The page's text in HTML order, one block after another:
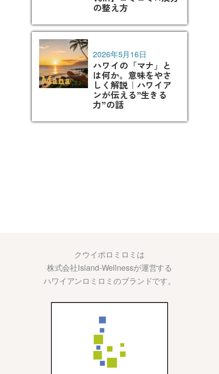
の整え方
ハワイの「マナ」と
は何か。意味をやさ
しく解説｜ハワイア
ンが伝える”生きる
力”の話
2026年5月16日
クウイポロミロミは
株式会社Island-Wellnessが運営する
ハワイアンロミロミのブランドです。